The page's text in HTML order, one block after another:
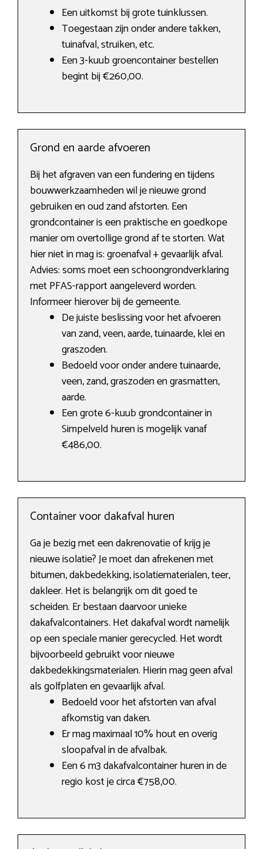
Een uitkomst bij grote tuinklussen.
Toegestaan zijn onder andere takken,
tuinafval, struiken, etc.
Een 3-kuub groencontainer bestellen
begint bij €260,00.
Grond en aarde afvoeren
Bij het afgraven van een fundering en tijdens
bouwwerkzaamheden wil je nieuwe grond
gebruiken en oud zand afstorten. Een
grondcontainer is een praktische en goedkope
manier om overtollige grond af te storten. Wat
hier niet in mag is: groenafval + gevaarlijk afval.
Advies: soms moet een schoongrondverklaring
met PFAS-rapport aangeleverd worden.
Informeer hierover bij de gemeente.
De juiste beslissing voor het afvoeren
van zand, veen, aarde, tuinaarde, klei en
graszoden.
Bedoeld voor onder andere tuinaarde,
veen, zand, graszoden en grasmatten,
aarde.
Een grote 6-kuub grondcontainer in
Simpelveld huren is mogelijk vanaf
€486,00.
Container voor dakafval huren
Ga je bezig met een dakrenovatie of krijg je
nieuwe isolatie? Je moet dan afrekenen met
bitumen, dakbedekking, isolatiematerialen, teer,
dakleer. Het is belangrijk om dit goed te
scheiden. Er bestaan daarvoor unieke
dakafvalcontainers. Het dakafval wordt namelijk
op een speciale manier gerecycled. Het wordt
bijvoorbeeld gebruikt voor nieuwe
dakbedekkingsmaterialen. Hierin mag geen afval
als golfplaten en gevaarlijk afval.
Bedoeld voor het afstorten van afval
afkomstig van daken.
Er mag maximaal 10% hout en overig
sloopafval in de afvalbak.
Een 6 m3 dakafvalcontainer huren in de
regio kost je circa €758,00.